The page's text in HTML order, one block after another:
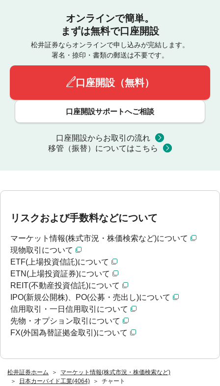
松井証券ホーム
マーケット情報(株式市況・株価検索など)
日本カーバイド工業(4064)
チャート
オンラインで簡単。
まずは無料で口座開設
松井証券ならオンラインで申し込みが完結します。
署名・捺印・書類の郵送は不要です。
口座開設（無料）
口座開設サポートへご相談
口座開設からお取引の流れ
移管（振替）についてはこちら
リスクおよび手数料などについて
マーケット情報(株式市況・株価検索など)について
現物取引について
ETF(上場投資信託)について
ETN(上場投資証券)について
REIT(不動産投資信託)について
IPO(新規公開株)、PO(公募・売出し)について
信用取引・一日信用取引について
先物・オプション取引について
FX(外国為替証拠金取引)について